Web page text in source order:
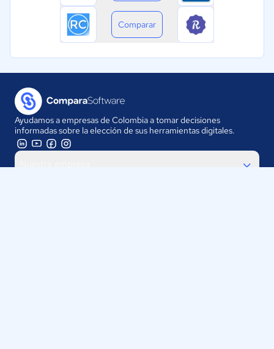
Comparar
Ayudamos a empresas de Colombia a tomar decisiones
informadas sobre la elección de sus herramientas digitales.